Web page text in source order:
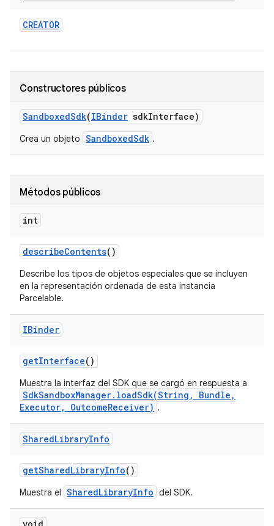
CREATOR
Constructores públicos
SandboxedSdk(IBinder sdkInterface)
Crea un objeto SandboxedSdk .
Métodos públicos
int
describeContents()
Describe los tipos de objetos especiales que se incluyen
en la representación ordenada de esta instancia
Parcelable.
IBinder
getInterface()
Muestra la interfaz del SDK que se cargó en respuesta a
SdkSandboxManager.loadSdk(String, Bundle,
Executor, OutcomeReceiver) .
SharedLibraryInfo
getSharedLibraryInfo()
Muestra el SharedLibraryInfo del SDK.